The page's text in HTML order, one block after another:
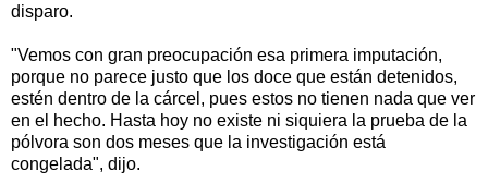
disparo.
"Vemos con gran preocupación esa primera imputación,
porque no parece justo que los doce que están detenidos,
estén dentro de la cárcel, pues estos no tienen nada que ver
en el hecho. Hasta hoy no existe ni siquiera la prueba de la
pólvora son dos meses que la investigación está
congelada", dijo.